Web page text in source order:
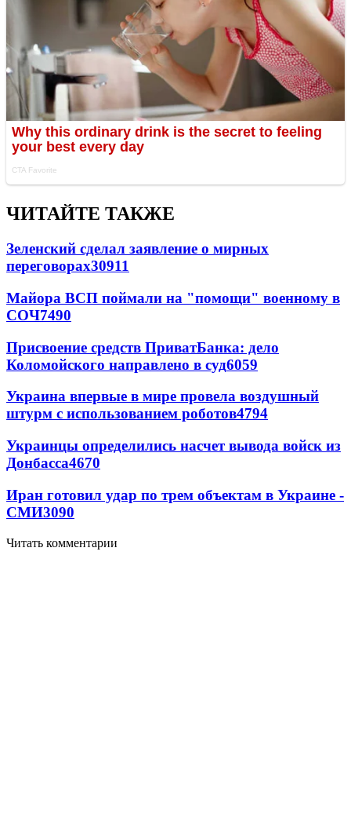
ЧИТАЙТЕ ТАКЖЕ
Зеленский сделал заявление о мирных
переговорах30911
Майора ВСП поймали на "помощи" военному в
СОЧ7490
Присвоение средств ПриватБанка: дело
Коломойского направлено в суд6059
Украина впервые в мире провела воздушный
штурм с использованием роботов4794
Украинцы определились насчет вывода войск из
Донбасса4670
Иран готовил удар по трем объектам в Украине -
СМИ3090
Читать комментарии